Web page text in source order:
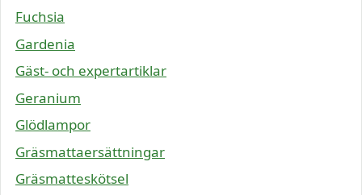
Fuchsia
Gardenia
Gäst- och expertartiklar
Geranium
Glödlampor
Gräsmattaersättningar
Gräsmatteskötsel